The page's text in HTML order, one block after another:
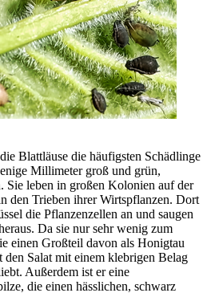
Blattläuse die häufigsten Schädlinge
Millimeter groß und grün,
Sie leben in großen Kolonien auf der
den Trieben ihrer Wirtspflanzen. Dort
die Pflanzenzellen an und saugen
Da sie nur sehr wenig zum
einen Großteil davon als Honigtau
den Salat mit einem klebrigen Belag
Außerdem ist er eine
die einen hässlichen, schwarz